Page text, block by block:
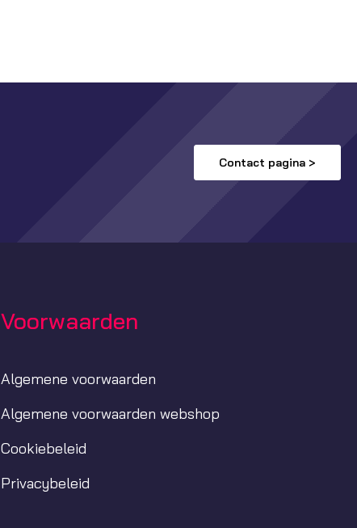
Contact pagina >
Voorwaarden
Algemene voorwaarden
Algemene voorwaarden webshop
Cookiebeleid
Privacybeleid